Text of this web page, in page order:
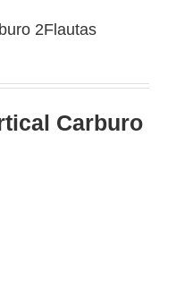
2Flautas
Carburo